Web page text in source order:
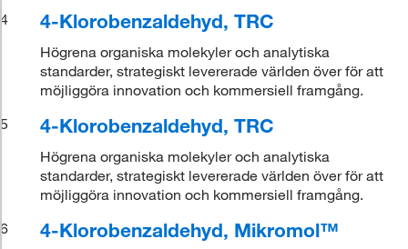
4
4-Klorobenzaldehyd, TRC
Högrena organiska molekyler och analytiska
standarder, strategiskt levererade världen över för att
möjliggöra innovation och kommersiell framgång.
5
4-Klorobenzaldehyd, TRC
Högrena organiska molekyler och analytiska
standarder, strategiskt levererade världen över för att
möjliggöra innovation och kommersiell framgång.
6
4-Klorobenzaldehyd, Mikromol™